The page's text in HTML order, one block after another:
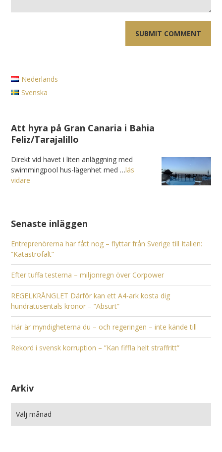
Nederlands
Svenska
Att hyra på Gran Canaria i Bahia
Feliz/Tarajalillo
Direkt vid havet i liten anläggning med
swimmingpool hus-lägenhet med …läs
vidare
Senaste inläggen
Entreprenörerna har fått nog – flyttar från Sverige till Italien:
”Katastrofalt”
Efter tuffa testerna – miljonregn över Corpower
REGELKRÅNGLET Därför kan ett A4-ark kosta dig
hundratusentals kronor – ”Absurt”
Här är myndigheterna du – och regeringen – inte kände till
Rekord i svensk korruption – ”Kan fiffla helt straffritt”
Arkiv